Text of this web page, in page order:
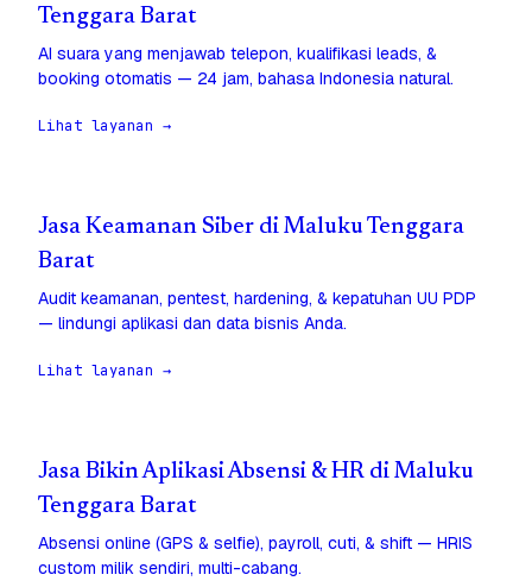
Tenggara Barat
AI suara yang menjawab telepon, kualifikasi leads, &
booking otomatis — 24 jam, bahasa Indonesia natural.
Lihat layanan →
Jasa Keamanan Siber di Maluku Tenggara
Barat
Audit keamanan, pentest, hardening, & kepatuhan UU PDP
— lindungi aplikasi dan data bisnis Anda.
Lihat layanan →
Jasa Bikin Aplikasi Absensi & HR di Maluku
Tenggara Barat
Absensi online (GPS & selfie), payroll, cuti, & shift — HRIS
custom milik sendiri, multi-cabang.